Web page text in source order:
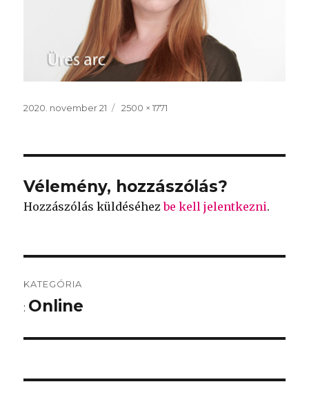
Közzétéve
2020. november 21
Teljes
2500 × 1771
Vélemény, hozzászólás?
Hozzászólás küldéséhezbe kell jelentkezni.
navigáció
KATEGÓRIA
: Online